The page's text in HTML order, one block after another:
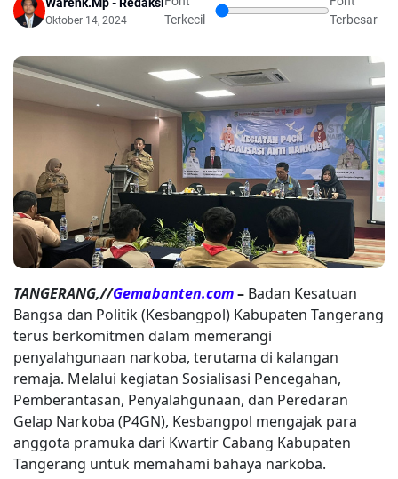
Oktober 14, 2024
Terkecil
Terbesar
TANGERANG,//Gemabanten.com– Badan Kesatuan
Bangsa dan Politik (Kesbangpol) Kabupaten Tangerang
terus berkomitmen dalam memerangi
penyalahgunaan narkoba, terutama di kalangan
remaja. Melalui kegiatan Sosialisasi Pencegahan,
Pemberantasan, Penyalahgunaan, dan Peredaran
Gelap Narkoba (P4GN), Kesbangpol mengajak para
anggota pramuka dari Kwartir Cabang Kabupaten
Tangerang untuk memahami bahaya narkoba.